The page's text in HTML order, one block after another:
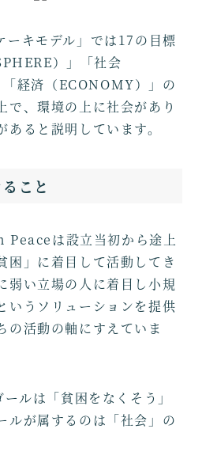
ーキモデル」では17の目標
）」「社会
「経済（ECONOMY）」の
で、環境の上に社会があり
ると説明しています。
こと
は設立当初から途上
困」に着目して活動してき
弱い立場の人に着目し小規
いうソリューションを提供
の活動の軸にすえていま
ルは「貧困をなくそう」
ルが属するのは「社会」の